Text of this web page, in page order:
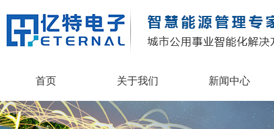
首页 关于我们 新闻中心